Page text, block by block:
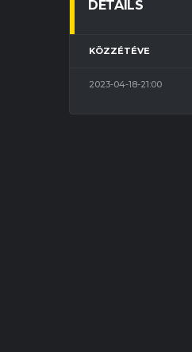
DETAILS
KÖZZÉTÉVE
2023-04-18-21:00